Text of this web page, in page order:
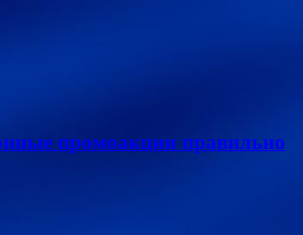
промоакции правильно